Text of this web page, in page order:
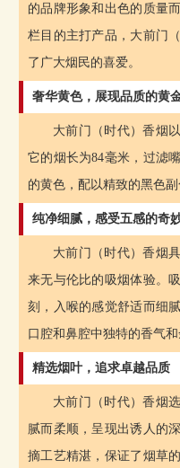
的品牌形象和出色的质量
栏目的主打产品，大前门
了广大烟民的喜爱。
奢华黄色，展现品质的黄
大前门（时代）香烟
它的烟长为84毫米，过滤
的黄色，配以精致的黑色
纯净细腻，感受五感的奇
大前门（时代）香烟
来无与伦比的吸烟体验。
刻，入喉的感觉舒适而细
口腔和鼻腔中独特的香气
精选烟叶，追求卓越品质
大前门（时代）香烟
腻而柔顺，呈现出诱人的
摘工艺精湛，保证了烟草